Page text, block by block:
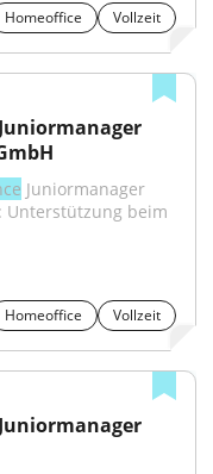
Homeoffice Vollzeit
Juniormanager
Juniormanager
Unterstützung beim
Homeoffice Vollzeit
Juniormanager